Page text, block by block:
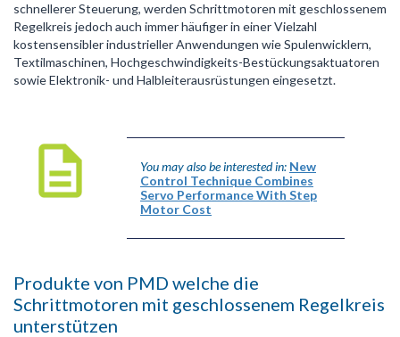
schnellerer Steuerung, werden Schrittmotoren mit geschlossenem
Regelkreis jedoch auch immer häufiger in einer Vielzahl
kostensensibler industrieller Anwendungen wie Spulenwicklern,
Textilmaschinen, Hochgeschwindigkeits-Bestückungsaktuatoren
sowie Elektronik- und Halbleiterausrüstungen eingesetzt.
You may also be interested in: New
Control Technique Combines
Servo Performance With Step
Motor Cost
Produkte von PMD welche die
Schrittmotoren mit geschlossenem Regelkreis
unterstützen